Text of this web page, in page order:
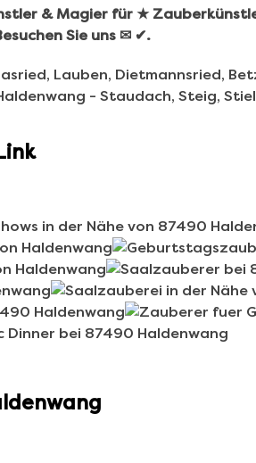
& Magier für ★
Sie uns ✉ ✔.